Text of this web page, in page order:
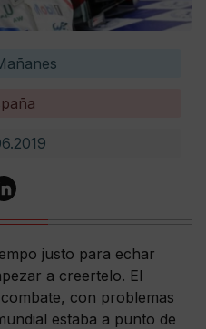
justo para echar
a creertelo. El
con problemas
estaba a punto de